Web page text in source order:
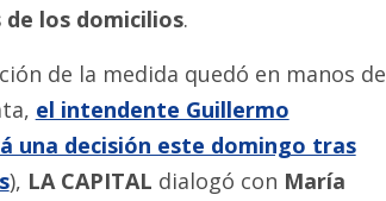
los domicilios.
de la medida quedó en manos de
el intendente Guillermo
una decisión este domingo tras
), LA CAPITAL dialogó con María